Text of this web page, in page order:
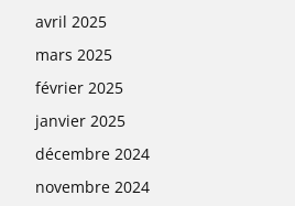
avril 2025
mars 2025
février 2025
janvier 2025
décembre 2024
novembre 2024